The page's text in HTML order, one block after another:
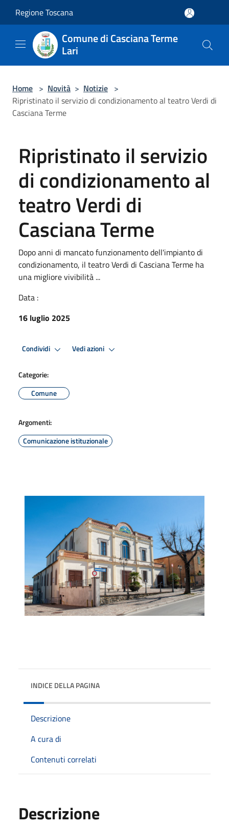
Regione Toscana
Comune di Casciana Terme
Lari
Home > Novità > Notizie >
Ripristinato il servizio di condizionamento al teatro Verdi di
Casciana Terme
Ripristinato il servizio
di condizionamento al
teatro Verdi di
Casciana Terme
Dopo anni di mancato funzionamento dell'impianto di
condizionamento, il teatro Verdi di Casciana Terme ha
una migliore vivibilità ...
Data :
16 luglio 2025
Condividi Vedi azioni
Categorie:
Comune
Argomenti:
Comunicazione istituzionale
INDICE DELLA PAGINA
Descrizione
A cura di
Contenuti correlati
Descrizione